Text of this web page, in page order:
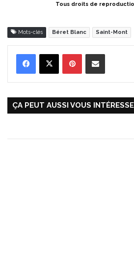
Tous droits de
Mots-clés Béret Blanc Saint-Mont
ÇA PEUT AUSSI VOUS